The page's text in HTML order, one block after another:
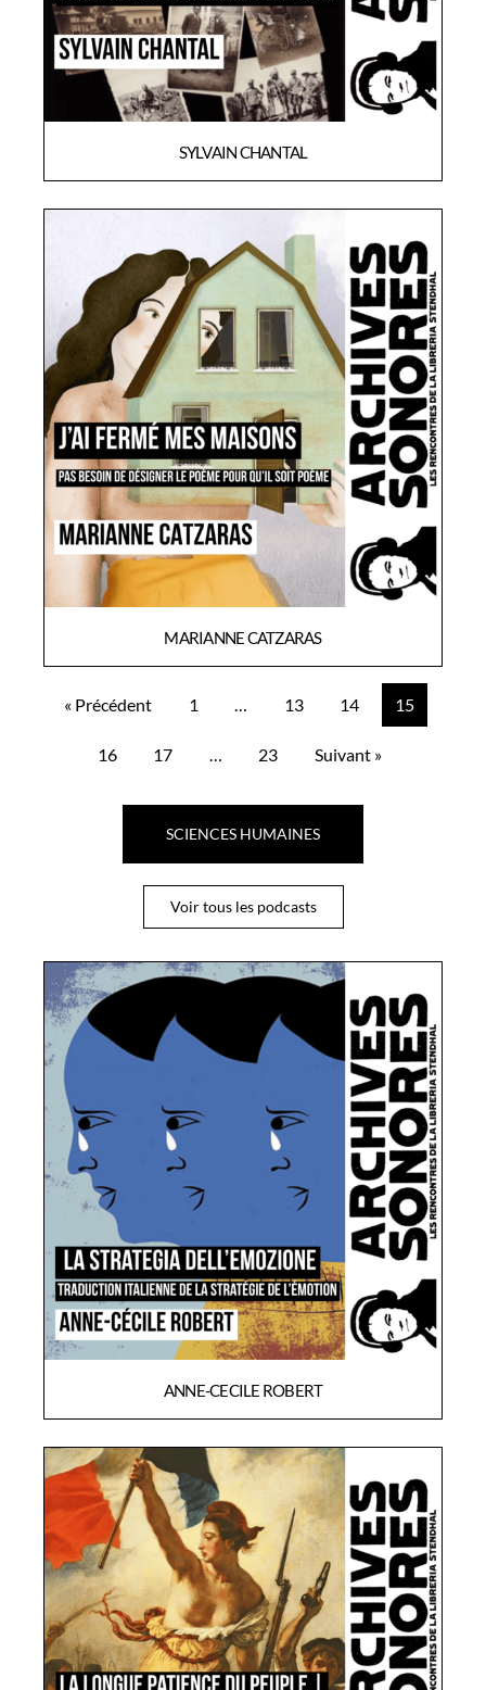
SYLVAIN CHANTAL
MARIANNE CATZARAS
« Précédent 1 13 14 15
16 17 … 23 Suivant »
SCIENCES HUMAINES
Voir tous les podcasts
ANNE-CECILE ROBERT